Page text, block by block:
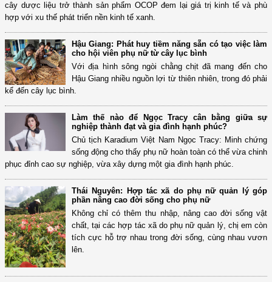
cây dược liệu trở thành sản phẩm OCOP đem lại giá trị kinh tế và phù
hợp với xu thế phát triển nền kinh tế xanh.
Hậu Giang: Phát huy tiềm năng sẵn có tạo việc làm
cho hội viên phụ nữ từ cây lục bình
Với địa hình sông ngòi chằng chịt đã mang đến cho
Hậu Giang nhiều nguồn lợi từ thiên nhiên, trong đó phải
kể đến cây lục bình.
Làm thế nào để Ngọc Tracy cân bằng giữa sự
nghiệp thành đạt và gia đình hạnh phúc?
Chủ tịch Karadium Việt Nam Ngọc Tracy: Minh chứng
sống động cho thấy phụ nữ hoàn toàn có thể vừa chinh
phục đỉnh cao sự nghiệp, vừa xây dựng một gia đình hạnh phúc.
Thái Nguyên: Hợp tác xã do phụ nữ quản lý góp
phần nâng cao đời sống cho phụ nữ
Không chỉ có thêm thu nhập, nâng cao đời sống vật
chất, tại các hợp tác xã do phụ nữ quản lý, chị em còn
tích cực hỗ trợ nhau trong đời sống, cùng nhau vươn
lên.